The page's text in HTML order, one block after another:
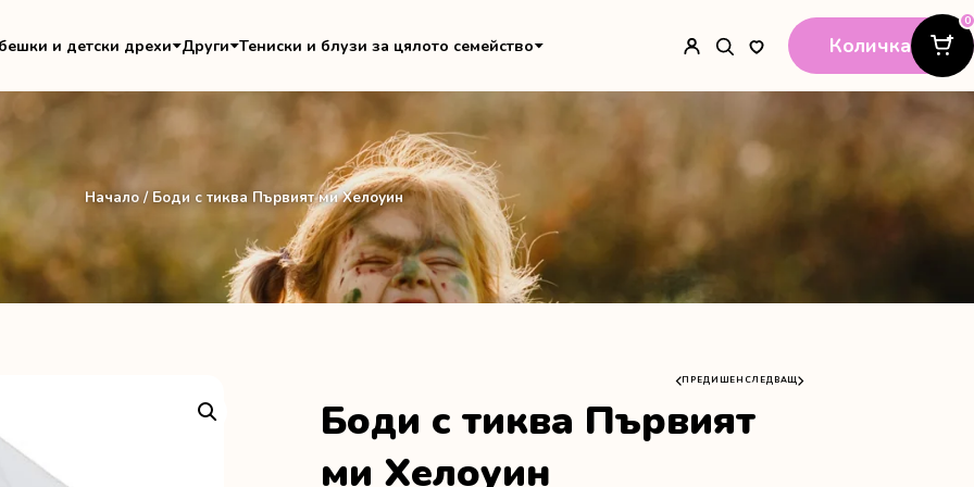
и детски дрехи Други Тениски и блузи за цялото семейство Количка
0
Начало/ Боди с тиква Първият ми Хелоуин
ПРЕДИШЕН СЛЕДВАЩ
Боди с тиква Първият
ми Хелоуин